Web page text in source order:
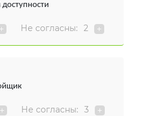
Не согласны: 2
Не согласны: 3